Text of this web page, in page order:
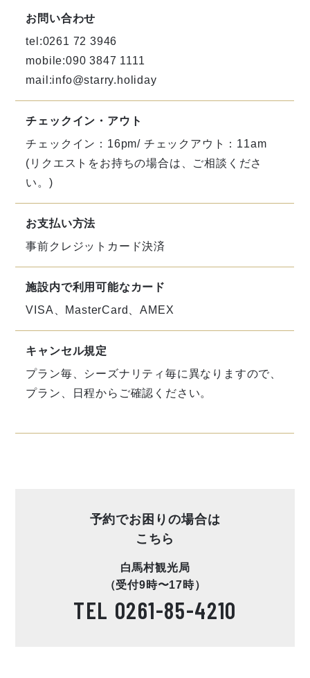
お問い合わせ
tel:0261 72 3946
mobile:090 3847 1111
mail:info@starry.holiday
チェックイン・アウト
チェックイン：16pm/ チェックアウト：11am
(リクエストをお持ちの場合は、ご相談くださ
い。)
お支払い方法
事前クレジットカード決済
施設内で利用可能なカード
VISA、MasterCard、AMEX
キャンセル規定
プラン毎、シーズナリティ毎に異なりますので、
プラン、日程からご確認ください。
予約でお困りの場合は
こちら
白馬村観光局
（受付9時〜17時）
TEL 0261-85-4210